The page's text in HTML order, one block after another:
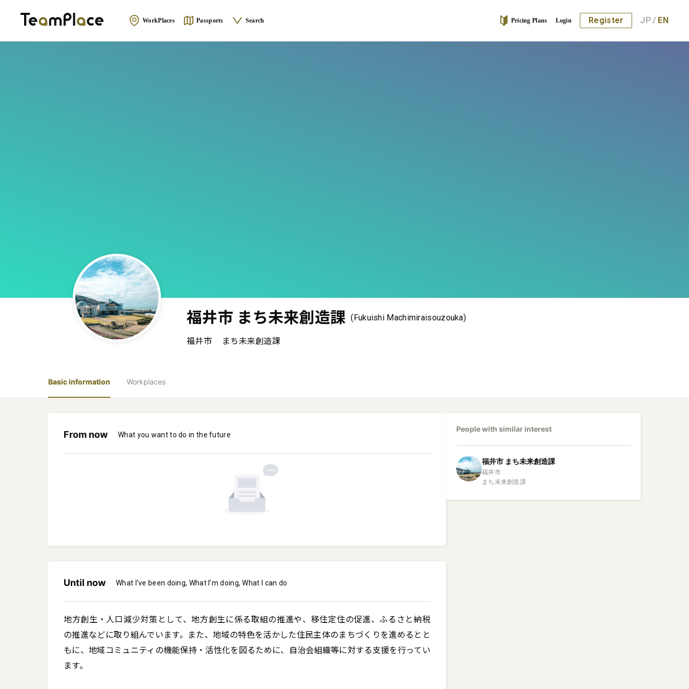
WorkPlaces Passports Search Pricing Plans Login Register JP / EN
福井市 まち未来創造課 (Fukuishi Machimiraisouzouka)
福井市 まち未来創造課
Basic information Workplaces
From now What you want to do in the future
Until now What I've been doing, What I'm doing, What I can do
地方創生・人口減少対策として、地方創生に係る取組の推進や、移住定住の促進、ふるさと納税
の推進などに取り組んでいます。また、地域の特色を活かした住民主体のまちづくりを進めるとと
もに、地域コミュニティの機能保持・活性化を図るために、自治会組織等に対する支援を行ってい
ます。
People with similar interest
福井市 まち未来創造課
福井市
まち未来創造課